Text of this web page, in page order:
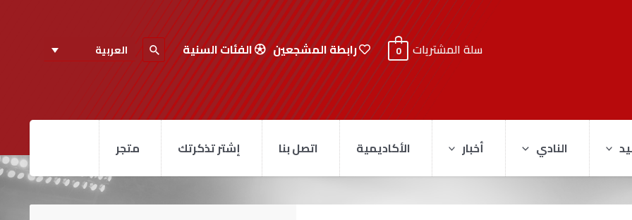
سلة المشتريات 0 رابطة المشجعين الفئات السنية العربية
النادي أخبار الأكاديمية اتصل بنا إشتر تذكرتك متجر